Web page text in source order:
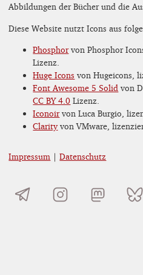
Abbildungen der Bücher und die
Diese Website nutzt Icons aus
Phosphorvon Phosphor
Lizenz.
Huge Icons von Hugeicons,
Font Awesome 5 Solid von
CC BY 4.0 Lizenz.
Iconoirvon Luca Burgio,
Clarityvon VMware,
Impressum |Datenschutz